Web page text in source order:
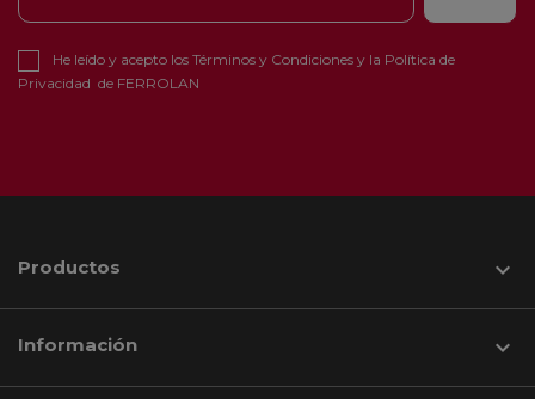
He leído y acepto los Términos y Condiciones y la Política de
Privacidad de FERROLAN
Productos 
Información 